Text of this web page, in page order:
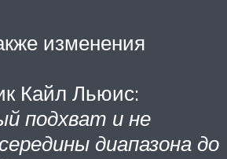
изменения
Кайл Льюис:
подхват и не
диапазона до